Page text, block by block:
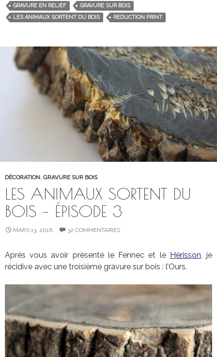
GRAVURE EN RELIEF
GRAVURE SUR BOIS
LES ANIMAUX SORTENT DU BOIS
REDUCTION PRINT
DÉCORATION, GRAVURE SUR BOIS
LES ANIMAUX SORTENT DU
BOIS – ÉPISODE 3
MARS 13, 2016 32 COMMENTAIRES
Après vous avoir présenté le Fennec et le Hérisson , je
récidive avec une troisième gravure sur bois : l’Ours.